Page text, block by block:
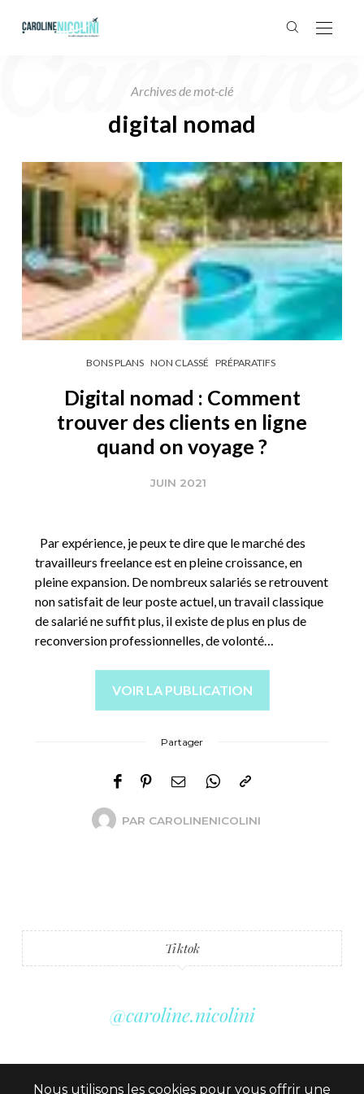
Archives de mot-clé
digital nomad
BONS PLANS NON CLASSÉ PRÉPARATIFS
Digital nomad : Comment
trouver des clients en ligne
quand on voyage ?
JUIN 2021
Par expérience, je peux te dire que le marché des
travailleurs freelance est en pleine croissance, en
pleine expansion. De nombreux salariés se retrouvent
non satisfait de leur poste actuel, un travail classique
de salarié ne suffit plus, il existe de plus en plus de
reconversion professionnelles, de volonté…
VOIR LA PUBLICATION
Partager
PAR CAROLINENICOLINI
Tiktok
@caroline.nicolini
Nous utilisons les cookies pour vous offrir une